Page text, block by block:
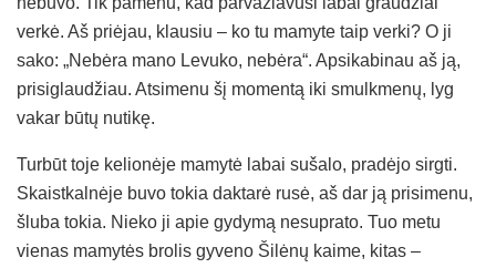
verkė. Aš priėjau, klausiu – ko tu mamyte taip verki? O ji
sako: „Nebėra mano Levuko, nebėra“. Apsikabinau aš ją,
prisiglaudžiau. Atsimenu šį momentą iki smulkmenų, lyg
vakar būtų nutikę.
Turbūt toje kelionėje mamytė labai sušalo, pradėjo sirgti.
Skaistkalnėje buvo tokia daktarė rusė, aš dar ją prisimenu,
šluba tokia. Nieko ji apie gydymą nesuprato. Tuo metu
vienas mamytės brolis gyveno Šilėnų kaime, kitas –